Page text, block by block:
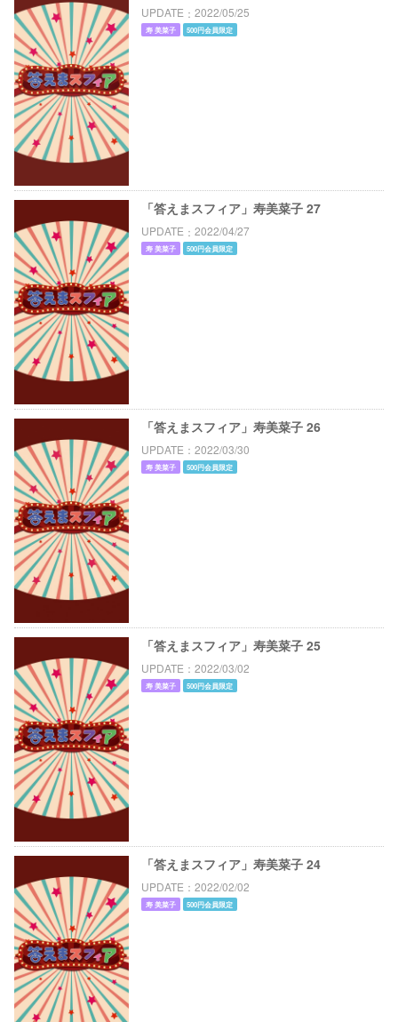
UPDATE 2022/05/25
寿 美菜子 500円会員限定
「答えまスフィア」寿美菜子 27
UPDATE 2022/04/27
寿 美菜子 500円会員限定
「答えまスフィア」寿美菜子 26
UPDATE 2022/03/30
寿 美菜子 500円会員限定
「答えまスフィア」寿美菜子 25
UPDATE 2022/03/02
寿 美菜子 500円会員限定
「答えまスフィア」寿美菜子 24
UPDATE 2022/02/02
寿 美菜子 500円会員限定